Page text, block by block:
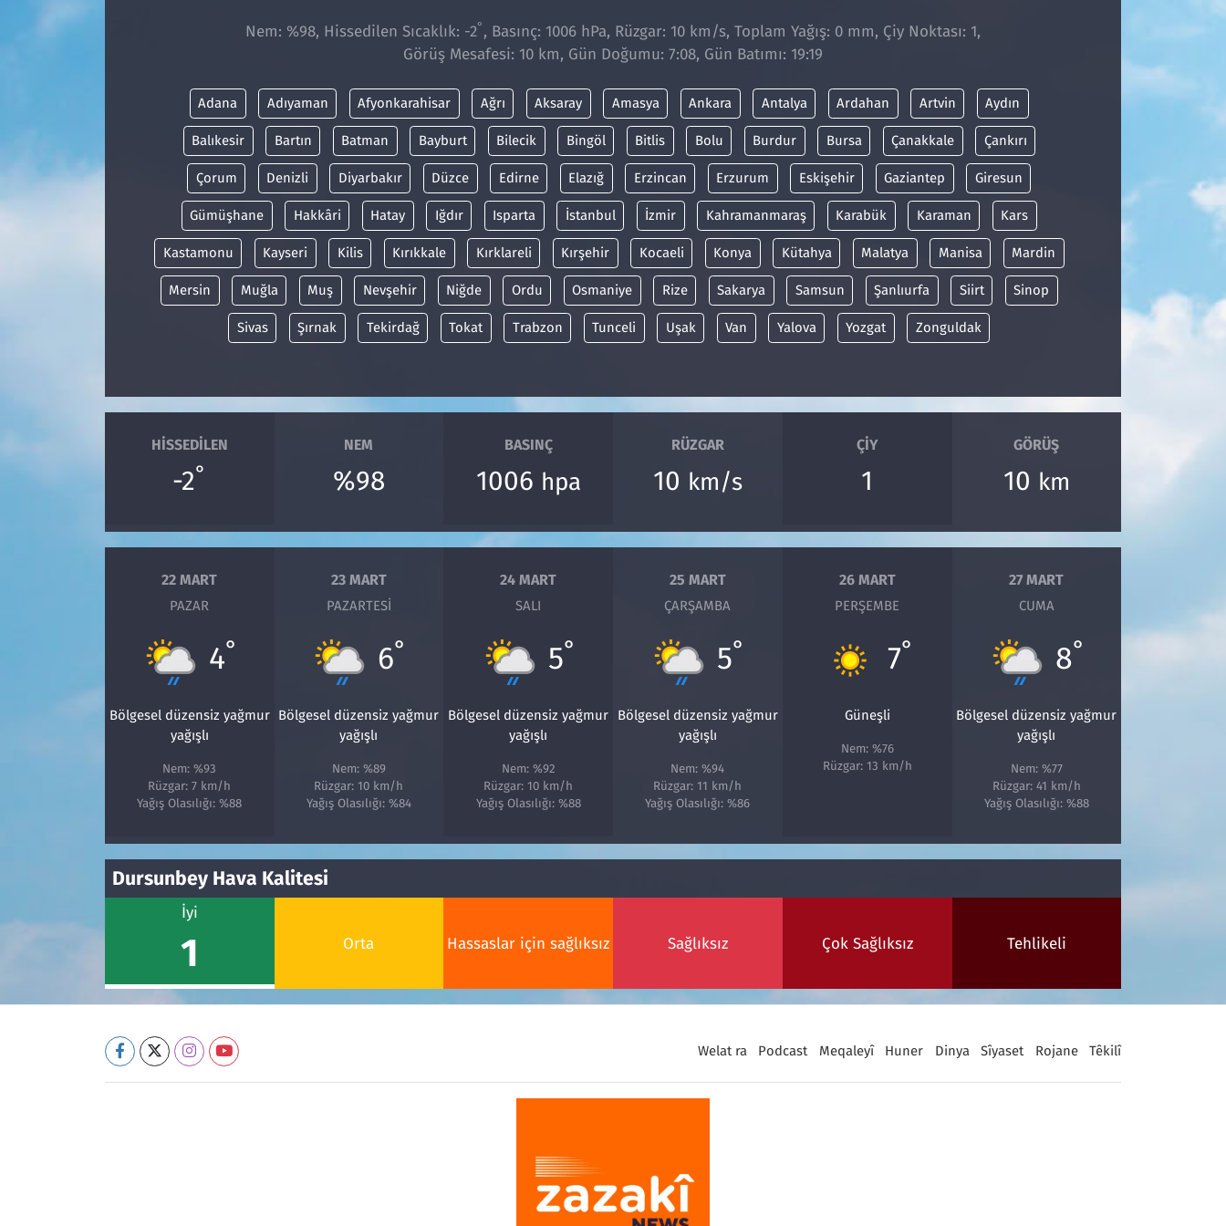
Nem: %98, Hissedilen Sıcaklık: -2° , Basınç: 1006 hPa, Rüzgar: 10 km/s, Toplam Yağış: 0 mm, Çiy Noktası: 1,
Görüş Mesafesi: 10 km, Gün Doğumu: 7:08, Gün Batımı: 19:19
Adana Adıyaman Afyonkarahisar Ağrı Aksaray Amasya Ankara Antalya Ardahan Artvin Aydın
Balıkesir Bartın Batman Bayburt Bilecik Bingöl Bitlis Bolu Burdur Bursa Çanakkale Çankırı
Çorum Denizli Diyarbakır Düzce Edirne Elazığ Erzincan Erzurum Eskişehir Gaziantep Giresun
Gümüşhane Hakkâri Hatay Iğdır Isparta İstanbul İzmir Kahramanmaraş Karabük Karaman Kars
Kastamonu Kayseri Kilis Kırıkkale Kırklareli Kırşehir Kocaeli Konya Kütahya Malatya Manisa Mardin
Mersin Muğla Muş Nevşehir Niğde Ordu Osmaniye Rize Sakarya Samsun Şanlıurfa Siirt Sinop
Sivas Şırnak Tekirdağ Tokat Trabzon Tunceli Uşak Van Yalova Yozgat Zonguldak
HISSEDILEN
-2°
NEM
%98
BASINÇ
1006 hpa
RÜZGAR
10 km/s
ÇIY
1
GÖRÜŞ
10 km
22 MART
PAZAR
4°
Bölgesel düzensiz yağmur
yağışlı
Nem: %93
Rüzgar: 7 km/h
Yağış Olasılığı: %88
23 MART
PAZARTESI
6°
Bölgesel düzensiz yağmur
yağışlı
Nem: %89
Rüzgar: 10 km/h
Yağış Olasılığı: %84
24 MART
SALI
5°
Bölgesel düzensiz yağmur
yağışlı
Nem: %92
Rüzgar: 10 km/h
Yağış Olasılığı: %88
25 MART
ÇARŞAMBA
5°
Bölgesel düzensiz yağmur
yağışlı
Nem: %94
Rüzgar: 11 km/h
Yağış Olasılığı: %86
26 MART
PERŞEMBE
7°
Güneşli
Nem: %76
Rüzgar: 13 km/h
27 MART
CUMA
8°
Bölgesel düzensiz yağmur
yağışlı
Nem: %77
Rüzgar: 41 km/h
Yağış Olasılığı: %88
Dursunbey Hava Kalitesi
İyi
1 Orta Hassaslar için sağlıksız Sağlıksız Çok Sağlıksız Tehlikeli
Welat ra Podcast Meqaleyî Huner Dinya Sîyaset Rojane Têkilî